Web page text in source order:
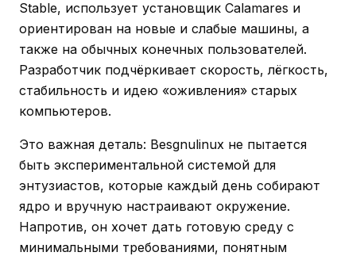
Stable, использует установщик Calamares и
ориентирован на новые и слабые машины, а
также на обычных конечных пользователей.
Разработчик подчёркивает скорость, лёгкость,
стабильность и идею «оживления» старых
компьютеров.
Это важная деталь: Besgnulinux не пытается
быть экспериментальной системой для
энтузиастов, которые каждый день собирают
ядро и вручную настраивают окружение.
Напротив, он хочет дать готовую среду с
минимальными требованиями, понятным